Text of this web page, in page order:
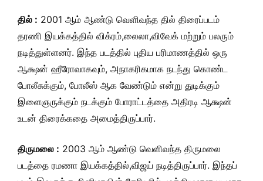
தில் : 2001 ஆம் ஆண்டு வெளிவந்த தில் திரைப்படம்
தரணி இயக்கத்தில் விக்ரம்,லைலா,விவேக் மற்றும் பலரும்
நடித்துள்ளனர். இந்த படத்தில் புதிய பரிமாணத்தில் ஒரு
ஆக்ஷன் ஹீரோவாகவும், அநாகரிகமாக நடந்து கொண்ட
போலீசுக்கும், போலீஸ் ஆக வேண்டும் என்று துடிக்கும்
இளைஞருக்கும் நடக்கும் போராட்டத்தை அதிரடி ஆக்ஷன்
உடன் திரைக்கதை அமைத்திருப்பார்.
திருமலை : 2003 ஆம் ஆண்டு வெளிவந்த திருமலை
படத்தை ரமணா இயக்கத்தில்,விஜய் நடித்திருப்பார். இந்தப்